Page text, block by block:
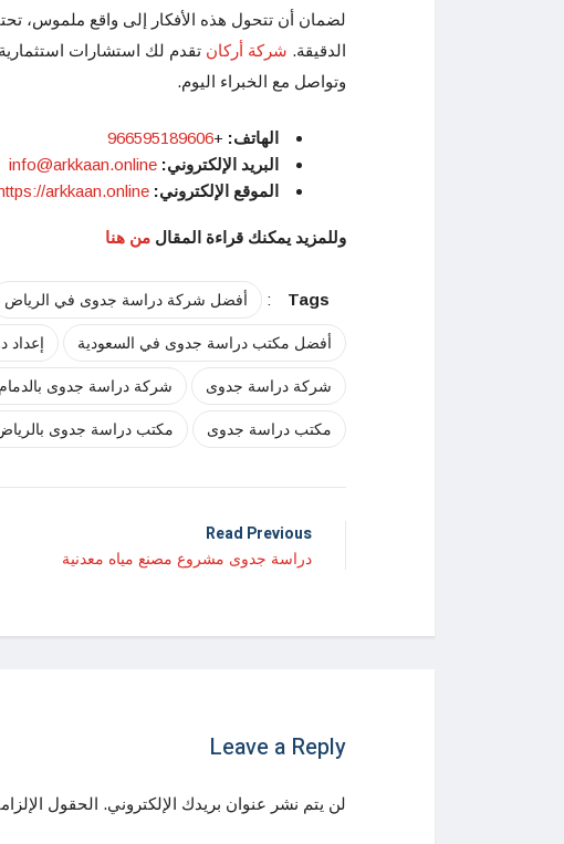
لضمان أن تتحول هذه الأفكار إلى واقع ملموس،
الدقيقة. شركة أركان تقدم لك استشارات
وتواصل مع الخبراء اليوم.
الهاتف: +
966595189606
البريد الإلكتروني:
info@arkkaan.online
الموقع الإلكتروني: arkkaan.online
وللمزيد يمكنك قراءة المقال من هنا
Tags
: أفضل شركة دراسة جدوى في الرياض
أفضل مكتب دراسة جدوى في السعودية إعداد
شركة دراسة جدوى شركة دراسة جدوى بالدمام
مكتب دراسة جدوى مكتب دراسة جدوى
Read Previous
دراسة جدوى مشروع مصنع مياه معدنية
Leave a Reply
لن يتم نشر عنوان بريدك الإلكتروني. الحقول